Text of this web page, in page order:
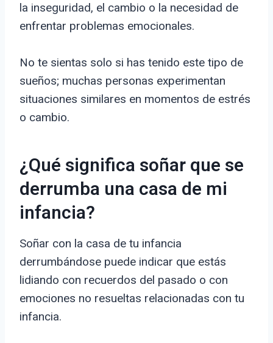
la inseguridad, el cambio o la necesidad de
enfrentar problemas emocionales.
No te sientas solo si has tenido este tipo de
sueños; muchas personas experimentan
situaciones similares en momentos de estrés
o cambio.
¿Qué significa soñar que se
derrumba una casa de mi
infancia?
Soñar con la casa de tu infancia
derrumbándose puede indicar que estás
lidiando con recuerdos del pasado o con
emociones no resueltas relacionadas con tu
infancia.